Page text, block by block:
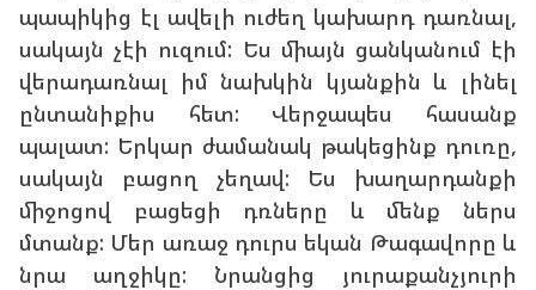
պապիկից էլ ավելի ուժեղ կախարդ դառնալ,
սակայն չէի ուզում: Ես միայն ցանկանում էի
վերադառնալ իմ նախկին կյանքին և լինել
ընտանիքիս հետ: Վերջապես հասանք
պալատ: Երկար ժամանակ թակեցինք դուռը,
սակայն բացող չեղավ: Ես խաղարդանքի
միջոցով բացեցի դռները և մենք ներս
մտանք: Մեր առաջ դուրս եկան Թագավորը և
նրա աղջիկը: Նրանցից յուրաքանչյուրի